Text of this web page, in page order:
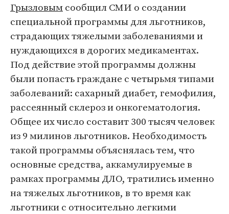
Грызловымсообщил СМИ о создании
специальной программы для льготников,
страдающих тяжелыми заболеваниями и
нуждающихся в дорогих медикаментах.
Под действие этой программы должны
были попасть граждане с четырьмя типами
заболеваний: сахарный диабет, гемофилия,
рассеянный склероз и онкогематология.
Общее их число составит 300 тысяч человек
из 9 милинов льготников. Необходимость
такой программы объяснялась тем, что
основные средства, аккамулируемые в
рамках программы ДЛО, тратились именно
на тяжелых льготников, в то время как
льготники с относительно легкими